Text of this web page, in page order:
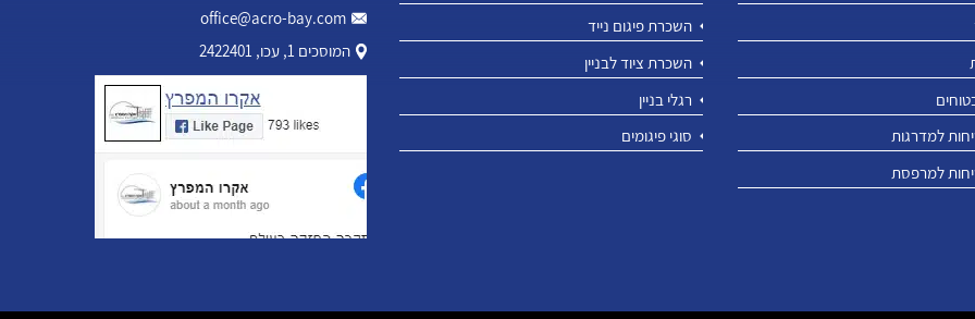
למדרגות
למרפסת
השכרת פיגום נייד
השכרת ציוד לבניין
רגלי בניין
סוגי פיגומים
office@acro-bay.com
המוסכים 1, עכו, 2422401